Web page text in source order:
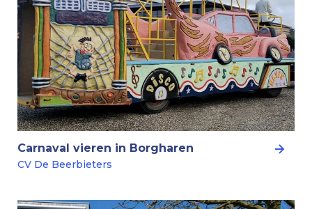
Carnaval vieren in Borgharen
CV De Beerbieters